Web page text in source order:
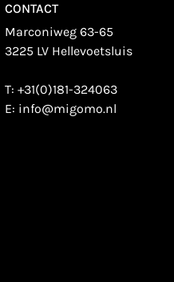
CONTACT
Marconiweg 63-65
3225 LV Hellevoetsluis
T: +31(0)181-324063
E: info@migomo.nl